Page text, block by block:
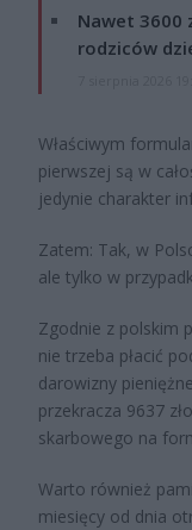
Nawet 3600
rodziców
Właściwym
pierwszej są w
jedynie charakter
Zatem: Tak, w
ale tylko w
Zgodnie z polskim
nie trzeba płacić
darowizny
przekracza 9637
skarbowego na
Warto również
miesięcy od dnia